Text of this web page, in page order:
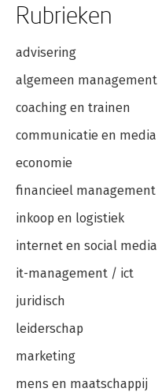
Rubrieken
advisering
algemeen management
coaching en trainen
communicatie en media
economie
financieel management
inkoop en logistiek
internet en social media
it-management / ict
juridisch
leiderschap
marketing
mens en maatschappij